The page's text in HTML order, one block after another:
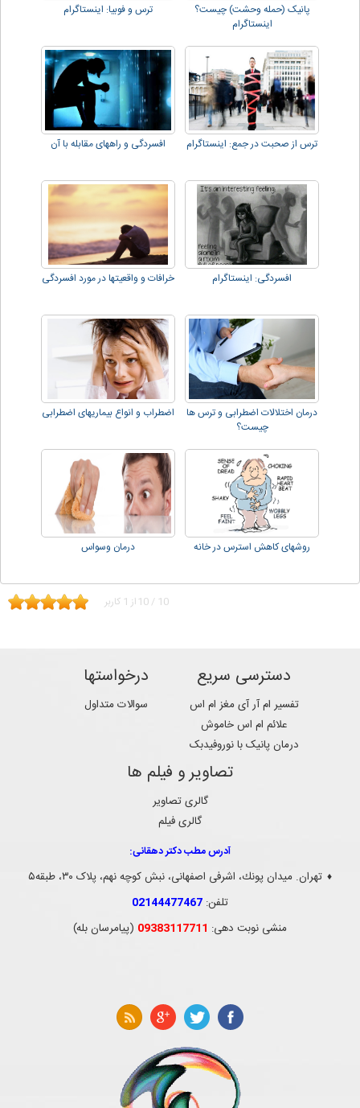
پانیک (حمله وحشت) چیست؟
اینستاگرام
ترس و فوبیا: اینستاگرام
ترس از صحبت در جمع: اینستاگرام افسردگی و راههای مقابله با آن
افسردگی: اینستاگرام خرافات و واقعیتها در مورد افسردگی
درمان اختلالات اضطرابی و ترس ها
چیست؟
اضطراب و انواع بیماریهای اضطرابی
روشهای کاهش استرس در خانه درمان وسواس
10 / 10 از 1 کاربر
دسترسی سریع
تفسیر ام آر آی مغز ام اس
علائم ام اس خاموش
درمان پانیک با نوروفیدبک
درخواستها
سوالات متداول
تصاویر و فیلم ها
گالری تصاویر
گالری فیلم
آدرس مطب دکتر دهقانی:
♦ تهران. ميدان پونك، اشرفی اصفهانی، نبش کوچه نهم، پلاک ۳۰، طبقه۵
تلفن: 02144477467
منشی نوبت دهی: 09383117711 (پیامرسان بله)